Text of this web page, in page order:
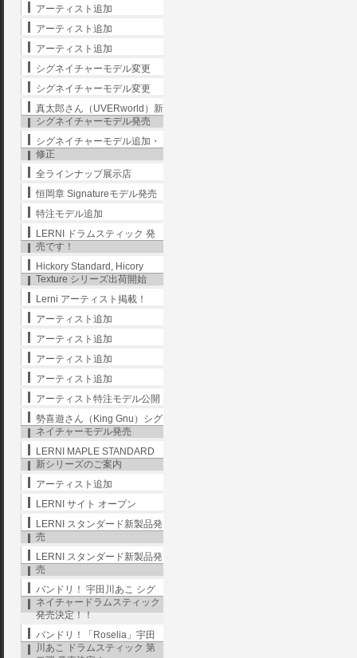
アーティスト追加
アーティスト追加
アーティスト追加
シグネイチャーモデル変更
シグネイチャーモデル変更
真太郎さん（UVERworld）新
シグネイチャーモデル発売
シグネイチャーモデル追加・
修正
全ラインナップ展示店
恒岡章 Signatureモデル発売
特注モデル追加
LERNI ドラムスティック 発
売です！
Hickory Standard, Hicory
Texture シリーズ出荷開始
Lerni アーティスト掲載！
アーティスト追加
アーティスト追加
アーティスト追加
アーティスト追加
アーティスト特注モデル公開
勢喜遊さん（King Gnu）シグ
ネイチャーモデル発売
LERNI MAPLE STANDARD
新シリーズのご案内
アーティスト追加
LERNI サイト オープン
LERNI スタンダード新製品発
売
LERNI スタンダード新製品発
売
バンドリ！ 宇田川あこ シグ
ネイチャードラムスティック
発売決定！！
バンドリ！「Roselia」宇田
川あこ ドラムスティック 第